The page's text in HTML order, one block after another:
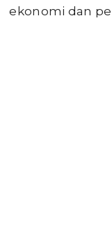
ekonomi dan